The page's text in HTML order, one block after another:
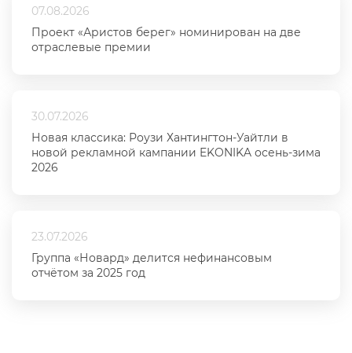
07.08.2026
Проект «Аристов берег» номинирован на две
отраслевые премии
30.07.2026
Новая классика: Роузи Хантингтон-Уайтли в
новой рекламной кампании EKONIKA осень-зима
2026
23.07.2026
Группа «Новард» делится нефинансовым
отчётом за 2025 год